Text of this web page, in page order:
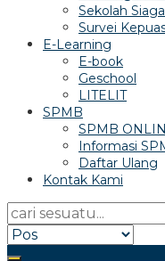
Sekolah
Survei
E-Learning
E-book
Geschool
LITELIT
SPMB
SPMB
Informasi
Daftar Ulang
Kontak Kami